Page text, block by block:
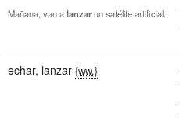
Mañana, van alanzarun satélite artificial.
echar, lanzar {ww.}